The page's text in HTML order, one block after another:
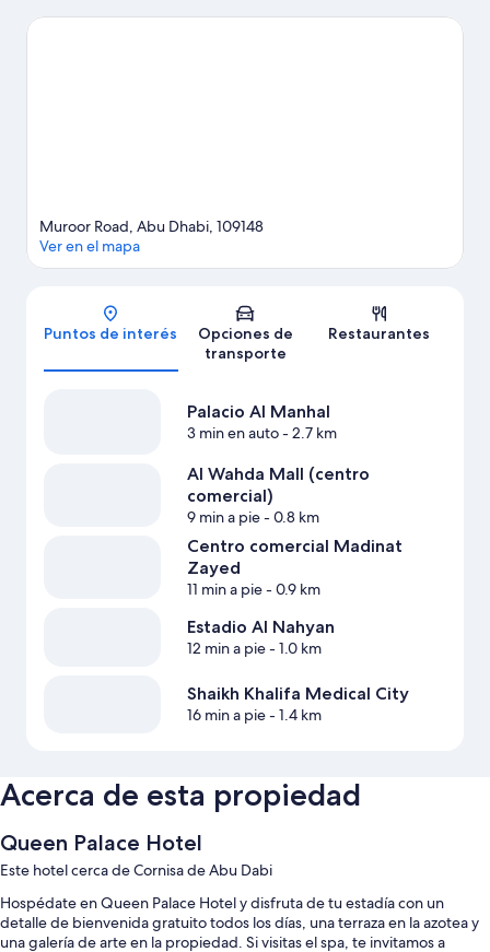
Wahda Club (club deportivo) o Estadio Al Nahyan.
Visitar nuestra
Mapa
Muroor Road, Abu Dhabi, 109148
Ver en el mapa
Puntos de interés
Opciones de
transporte
Restaurantes
Palacio Al Manhal
3 min en auto- 2.7 km
Al Wahda Mall (centro
comercial)
9 min a pie- 0.8 km
Centro comercial Madinat
Zayed
11 min a pie- 0.9 km
Estadio Al Nahyan
12 min a pie- 1.0 km
Shaikh Khalifa Medical City
16 min a pie- 1.4 km
Acerca de esta propiedad
Queen Palace Hotel
Este hotel cerca de Cornisa de Abu Dabi
Hospédate en Queen Palace Hotel y disfruta de tu estadía con un
detalle de bienvenida gratuito todos los días, una terraza en la azotea y
una galería de arte en la propiedad. Si visitas el spa, te invitamos a